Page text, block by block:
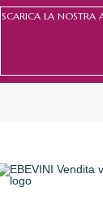
SCARICA LA